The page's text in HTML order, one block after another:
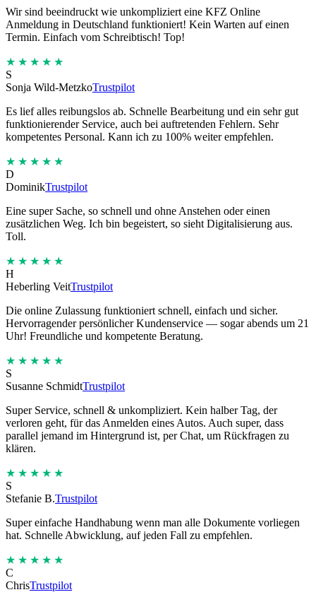
Wir sind beeindruckt wie unkompliziert eine KFZ Online
Anmeldung in Deutschland funktioniert! Kein Warten auf einen
Termin. Einfach vom Schreibtisch! Top!
★★★★★
S
Sonja Wild-MetzkoTrustpilot
Es lief alles reibungslos ab. Schnelle Bearbeitung und ein sehr gut
funktionierender Service, auch bei auftretenden Fehlern. Sehr
kompetentes Personal. Kann ich zu 100% weiter empfehlen.
★★★★★
D
DominikTrustpilot
Eine super Sache, so schnell und ohne Anstehen oder einen
zusätzlichen Weg. Ich bin begeistert, so sieht Digitalisierung aus.
Toll.
★★★★★
H
Heberling VeitTrustpilot
Die online Zulassung funktioniert schnell, einfach und sicher.
Hervorragender persönlicher Kundenservice — sogar abends um 21
Uhr! Freundliche und kompetente Beratung.
★★★★★
S
Susanne SchmidtTrustpilot
Super Service, schnell & unkompliziert. Kein halber Tag, der
verloren geht, für das Anmelden eines Autos. Auch super, dass
parallel jemand im Hintergrund ist, per Chat, um Rückfragen zu
klären.
★★★★★
S
Stefanie B.Trustpilot
Super einfache Handhabung wenn man alle Dokumente vorliegen
hat. Schnelle Abwicklung, auf jeden Fall zu empfehlen.
★★★★★
C
ChrisTrustpilot